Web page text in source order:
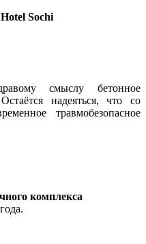
Sochi
смыслу бетонное
надеяться, что со
травмобезопасное
комплекса